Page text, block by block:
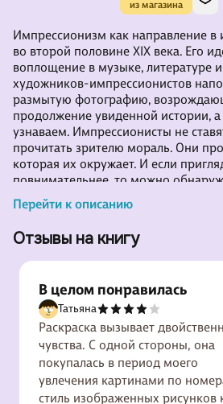
из магазина
Импрессионизм как направление в
во второй половине XIX века. Его
воплощение в музыке, литературе
художников-импрессионистов
размытую фотографию,
продолжение увиденной истории, а
узнаваем. Импрессионисты не
прочитать зрителю мораль. Они
которая их окружает. И если
повнимательнее, то можно
импрессионизм присутствует почти
фильмов именитых режиссеров и
глянцевых журналов. Благодаря
заново откроете для себя этот
насладитесь
Перейти к описанию
Отзывы на книгу
В целом понравилась
Татьяна
Раскраска вызывает
чувства. С одной стороны, она
покупалась в период моего
увлечения картинами по
стиль изображенных рисунков